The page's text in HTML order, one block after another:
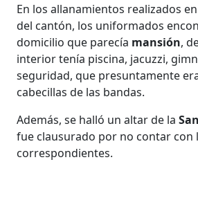
En los allanamientos realizados
del cantón, los uniformados
domicilio que parecía mansión,
interior tenía piscina, jacuzzi,
seguridad, que presuntamente
cabecillas de las bandas.
Además, se halló un altar de la
fue clausurado por no contar con
correspondientes.